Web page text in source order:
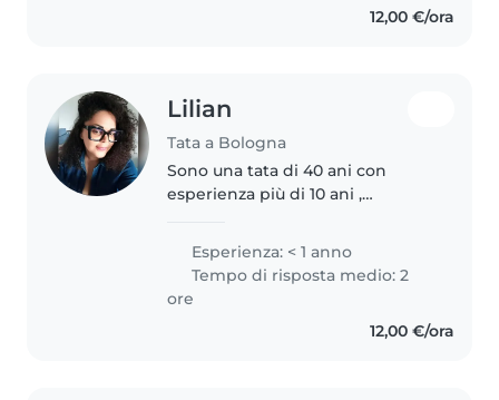
12,00 €/ora
Lilian
Tata a Bologna
Sono una tata di 40 ani con
esperienza più di 10 ani ,
divertente e paziente, e ho una
formazione come baby sitter.
Parlo solo italiano e português...
Esperienza: < 1 anno
Tempo di risposta medio: 2
ore
12,00 €/ora